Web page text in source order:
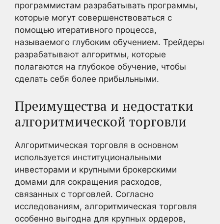
программистам разрабатывать программы,
которые могут совершенствоваться с
помощью итеративного процесса,
называемого глубоким обучением. Трейдеры
разрабатывают алгоритмы, которые
полагаются на глубокое обучение, чтобы
сделать себя более прибыльными.
Преимущества и недостатки
алгоритмической торговли
Алгоритмическая торговля в основном
используется институциональными
инвесторами и крупными брокерскими
домами для сокращения расходов,
связанных с торговлей. Согласно
исследованиям, алгоритмическая торговля
особенно выгодна для крупных ордеров,